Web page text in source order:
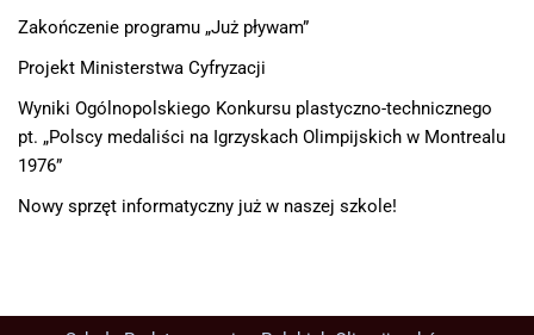
Zakończenie programu „Już pływam”
Projekt Ministerstwa Cyfryzacji
Wyniki Ogólnopolskiego Konkursu plastyczno-technicznego
pt. „Polscy medaliści na Igrzyskach Olimpijskich w Montrealu
1976”
Nowy sprzęt informatyczny już w naszej szkole!